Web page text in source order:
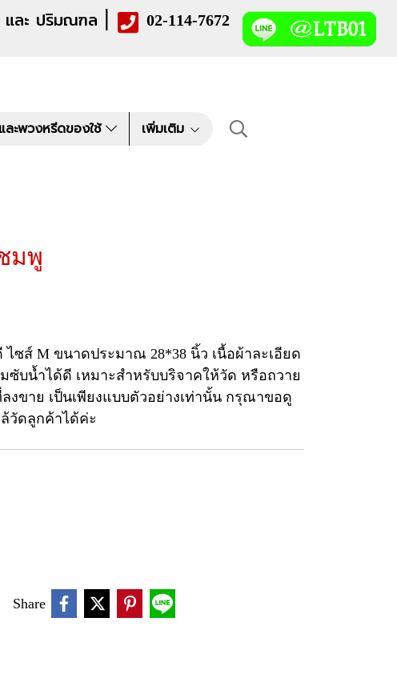
และ ปริมณฑล | 02-114-7672
ะพวงหรีดของใช้ เพิ่มเติม
มพู
ซส์ M ขนาดประมาณ 28*38 นิ้ว เนื้อผ้าละเอียด
บน้ำได้ดี เหมาะสำหรับบริจาคให้วัด หรือถวาย
งขาย เป็นเพียงแบบตัวอย่างเท่านั้น กรุณาขอดู
วัดลูกค้าได้ค่ะ
Share